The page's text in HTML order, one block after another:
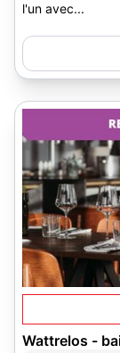
l'un avec...